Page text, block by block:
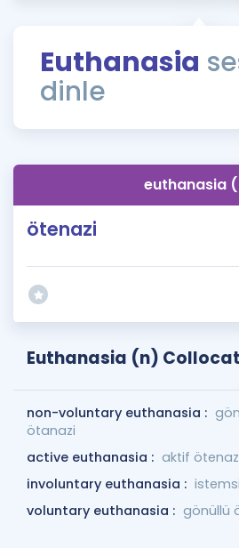
ÖSYM Sınav Takvimi
Kampanyalar
İngilizce Gramer
Euthanasia
dinle
euthanasia
ötenazi
Euthanasia (n)
non-voluntary euthanasia :
ötanazi
active euthanasia : aktif
involuntary euthanasia :
voluntary euthanasia : gönüllü